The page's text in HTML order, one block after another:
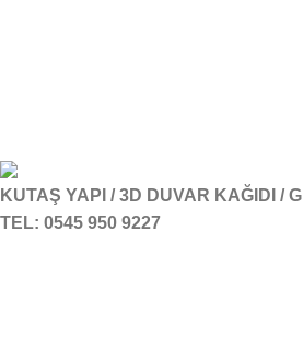
KUTAŞ YAPI / 3D DUVAR KAĞIDI /
TEL: 0545 950 9227